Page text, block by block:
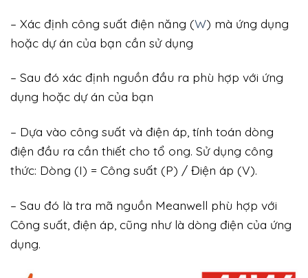
– Xác định công suất điện năng (W) mà ứng dụng
hoặc dự án của bạn cần sử dụng
– Sau đó xác định nguồn đầu ra phù hợp với ứng
dụng hoặc dự án của bạn
– Dựa vào công suất và điện áp, tính toán dòng
điện đầu ra cần thiết cho tổ ong. Sử dụng công
thức: Dòng (I) = Công suất (P) / Điện áp (V).
– Sau đó là tra mã nguồn Meanwell phù hợp với
Công suất, điện áp, cũng như là dòng điện của ứng
dụng.